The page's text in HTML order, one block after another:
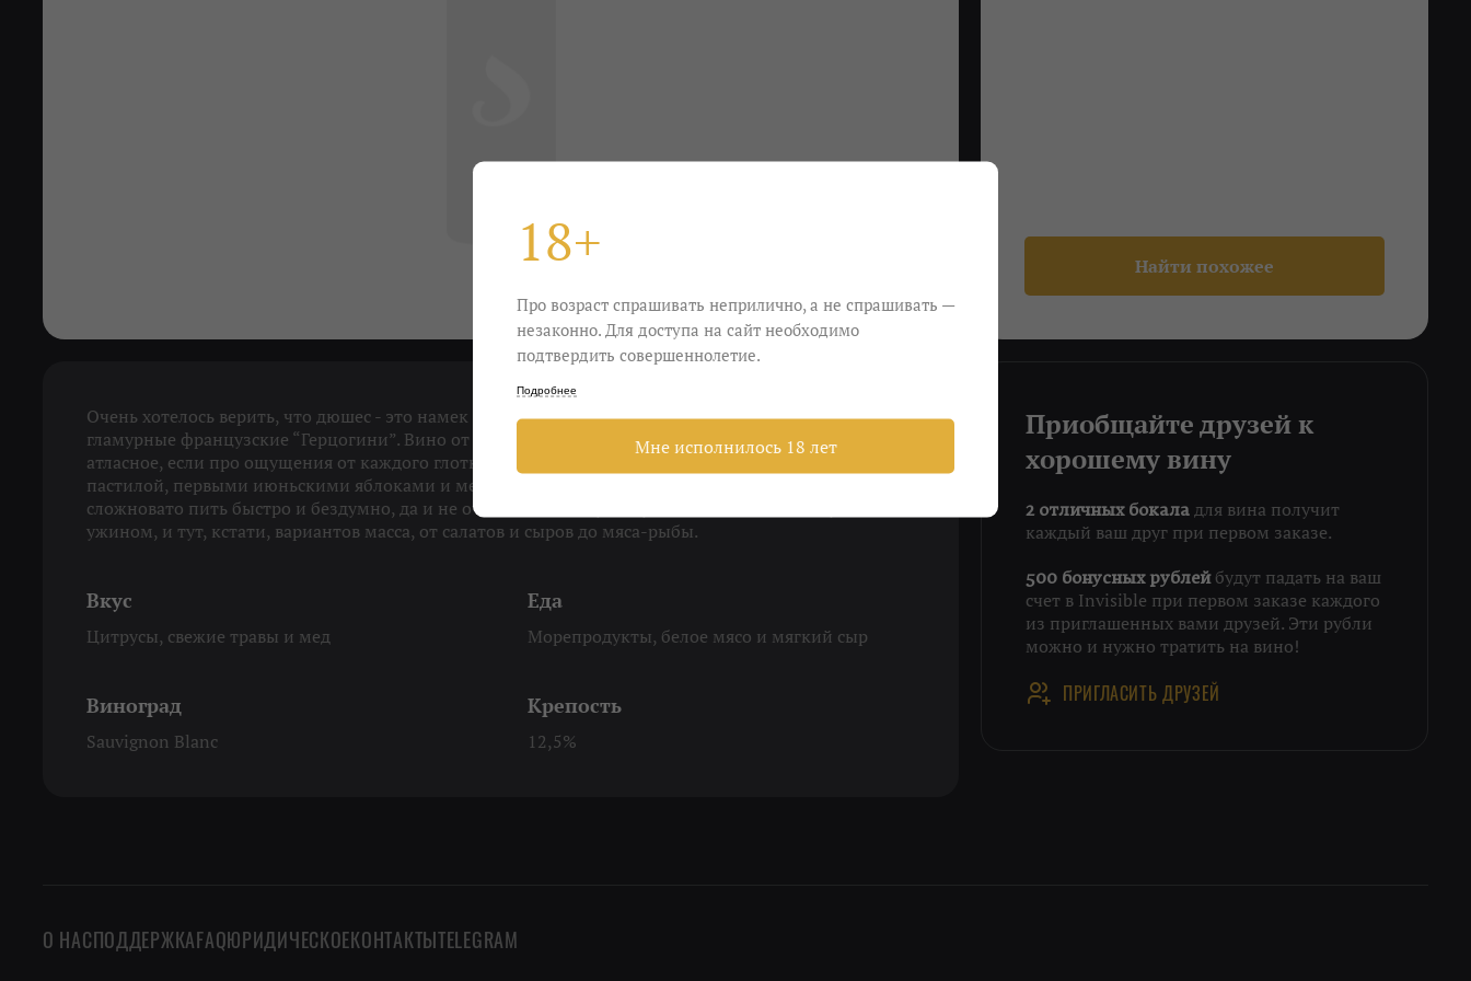
Найти похожее
Очень хотелось верить, что дюшес - это намек на лимонадность и вкусность, но нет, это всего лишь
гламурные французские “Герцогини”. Вино от этого хуже не становится, как ни странно. Почти
атласное, если про ощущения от каждого глотка (наряды герцогинь вмешались?), пахнущее
пастилой, первыми июньскими яблоками и местами даже ветром с французской Атлантики. Его
сложновато пить быстро и бездумно, да и не очень хочется. Лучше уютненько дома и с вкусным
ужином, и тут, кстати, вариантов масса, от салатов и сыров до мяса-рыбы.
Вкус
Цитрусы, свежие травы и мед
Еда
Морепродукты, белое мясо и мягкий сыр
Виноград
Sauvignon Blanc
Крепость
12,5%
Приобщайте друзей к
хорошему вину
2 отличных бокала для вина получит
каждый ваш друг при первом заказе.
500 бонусных рублейбудут падать на ваш
счет в Invisible при первом заказе каждого
из приглашенных вами друзей. Эти рубли
можно и нужно тратить на вино!
ПРИГЛАСИТЬ ДРУЗЕЙ
О НАСПОДДЕРЖКАFAQЮРИДИЧЕСКОЕКОНТАКТЫTELEGRAM
18+
Про возраст спрашивать неприлично, а не спрашивать —
незаконно. Для доступа на сайт необходимо
подтвердить совершеннолетие.
Подробнее
Мне исполнилось 18 лет